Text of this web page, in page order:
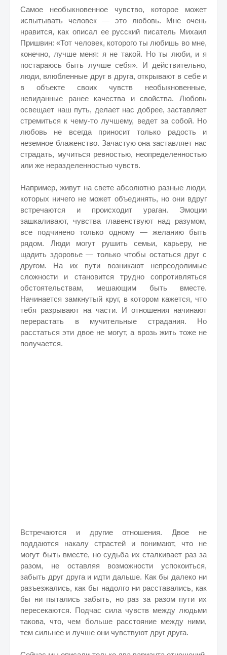
Самое необыкновенное чувство, которое может
испытывать человек — это любовь. Мне очень
нравится, как описал ее русский писатель Михаил
Пришвин: «Тот человек, которого ты любишь во мне,
конечно, лучше меня: я не такой. Но ты люби, и я
постараюсь быть лучше себя». И действительно,
люди, влюбленные друг в друга, открывают в себе и
в объекте своих чувств необыкновенные,
невиданные ранее качества и свойства. Любовь
освещает наш путь, делает нас добрее, заставляет
стремиться к чему-то лучшему, ведет за собой. Но
любовь не всегда приносит только радость и
неземное блаженство. Зачастую она заставляет нас
страдать, мучиться ревностью, неопределенностью
или же неразделенностью чувств.
Например, живут на свете абсолютно разные люди,
которых ничего не может объединять, но они вдруг
встречаются и происходит ураган. Эмоции
зашкаливают, чувства главенствуют над разумом,
все подчинено только одному — желанию быть
рядом. Люди могут рушить семьи, карьеру, не
щадить здоровье — только чтобы остаться друг с
другом. На их пути возникают непреодолимые
сложности и становится трудно сопротивляться
обстоятельствам, мешающим быть вместе.
Начинается замкнутый круг, в котором кажется, что
тебя разрывают на части. И отношения начинают
перерастать в мучительные страдания. Но
расстаться эти двое не могут, а врозь жить тоже не
получается.
Встречаются и другие отношения. Двое не
поддаются накалу страстей и понимают, что не
могут быть вместе, но судьба их сталкивает раз за
разом, не оставляя возможности успокоиться,
забыть друг друга и идти дальше. Как бы далеко ни
разъезжались, как бы надолго ни расставались, как
бы ни пытались забыть, но раз за разом пути их
пересекаются. Подчас сила чувств между людьми
такова, что, чем больше расстояние между ними,
тем сильнее и лучше они чувствуют друг друга.